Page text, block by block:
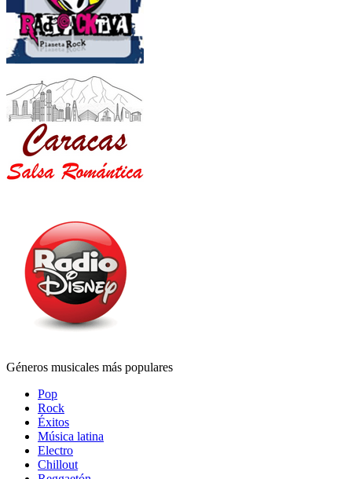
Géneros musicales más populares
Pop
Rock
Éxitos
Música latina
Electro
Chillout